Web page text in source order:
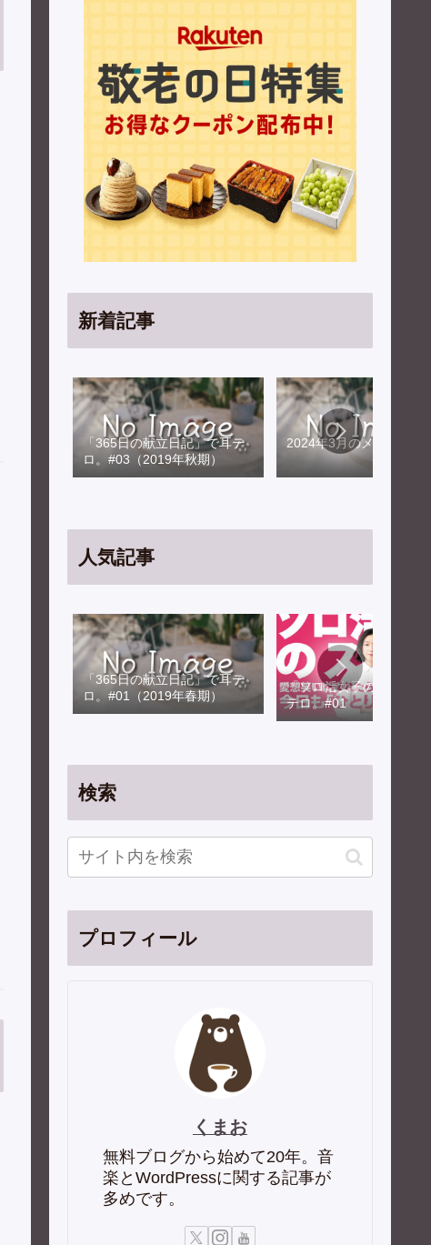
新着記事
「365日の献立日記」で耳テ
ロ。#03（2019年秋期）
2024年3月のメンテナン
人気記事
「365日の献立日記」で耳テ
ロ。#01（2019年春期）
「ソロ活女子のススメ」
テロ。#01
検索
プロフィール
くまお
無料ブログから始めて20年。音
楽とWordPressに関する記事が
多めです。